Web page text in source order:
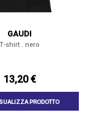
GAUDI
T-shirt . nero
13,20 €
PRODOTTO